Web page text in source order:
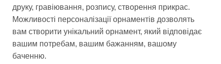
друку, гравіювання, розпису, створення прикрас.
Можливості персоналізації орнаментів дозволять
вам створити унікальний орнамент, який відповідає
вашим потребам, вашим бажанням, вашому
баченню.